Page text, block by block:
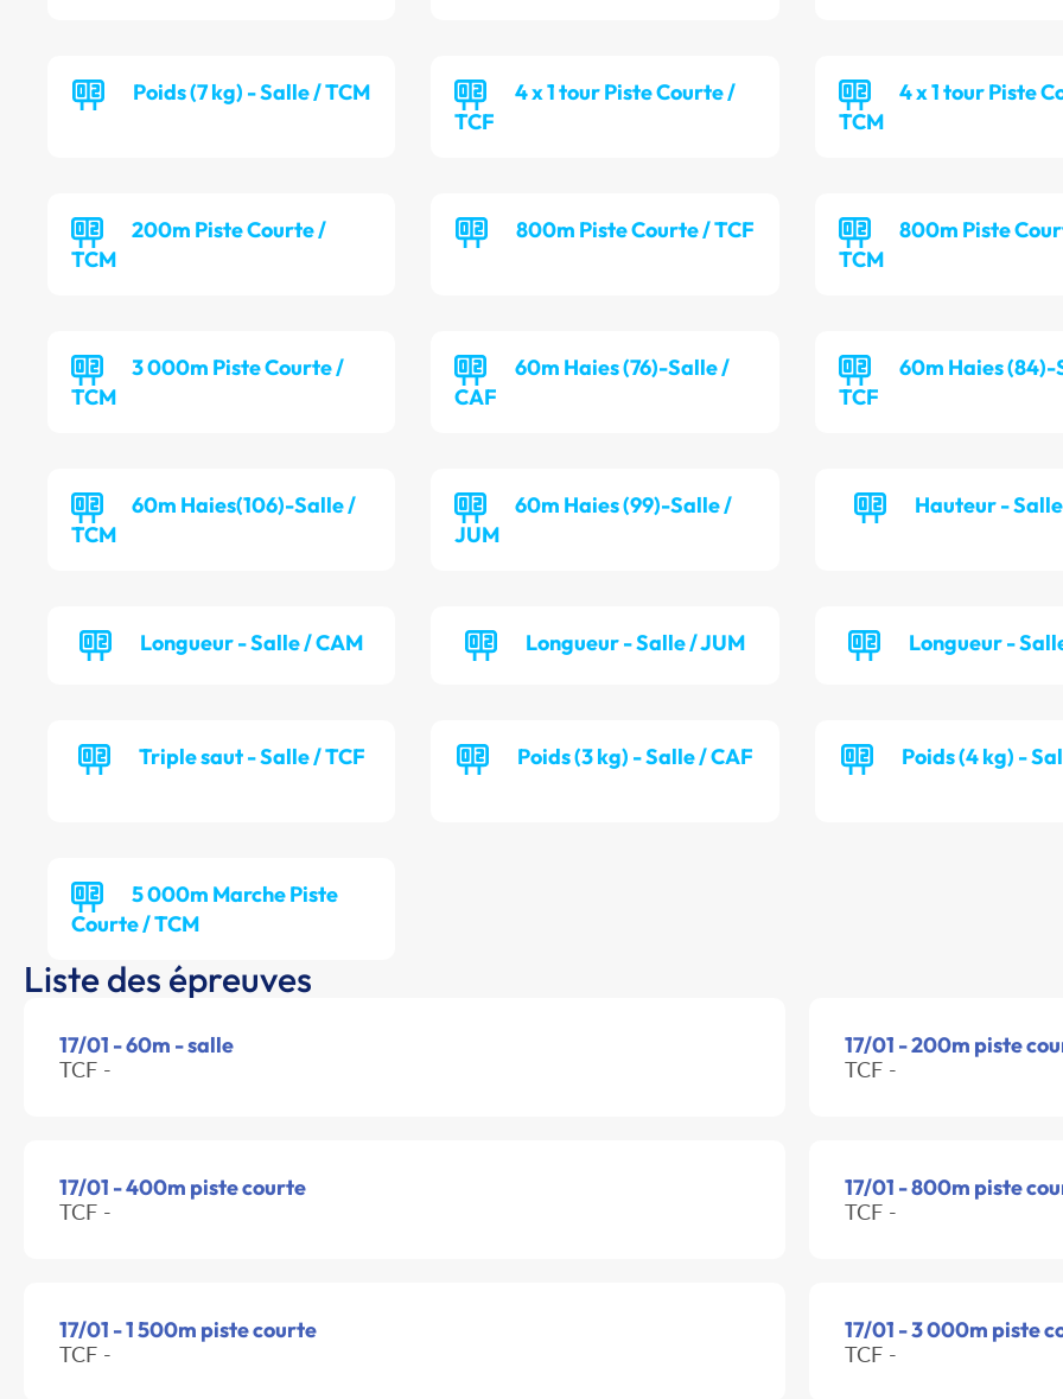
Poids (7 kg) - Salle / TCM
4 x 1 tour Piste Courte /
TCF
4 x 1 tour Piste
TCM
200m Piste Courte /
TCM
800m Piste Courte / TCF
800m Piste
TCM
3 000m Piste Courte /
TCM
60m Haies (76)-Salle /
CAF
60m Haies (84)-
TCF
60m Haies(106)-Salle /
TCM
60m Haies (99)-Salle /
JUM
Hauteur -
Longueur - Salle / CAM Longueur - Salle / JUM Longueur -
Triple saut - Salle / TCF Poids (3 kg) - Salle / CAF Poids (4 kg) -
5 000m Marche Piste
Courte / TCM
Liste des épreuves
17/01 - 60m - salle
TCF -
17/01 - 200m piste
TCF -
17/01 - 400m piste courte
TCF -
17/01 - 800m piste
TCF -
17/01 - 1 500m piste courte
TCF -
17/01 - 3 000m piste
TCF -